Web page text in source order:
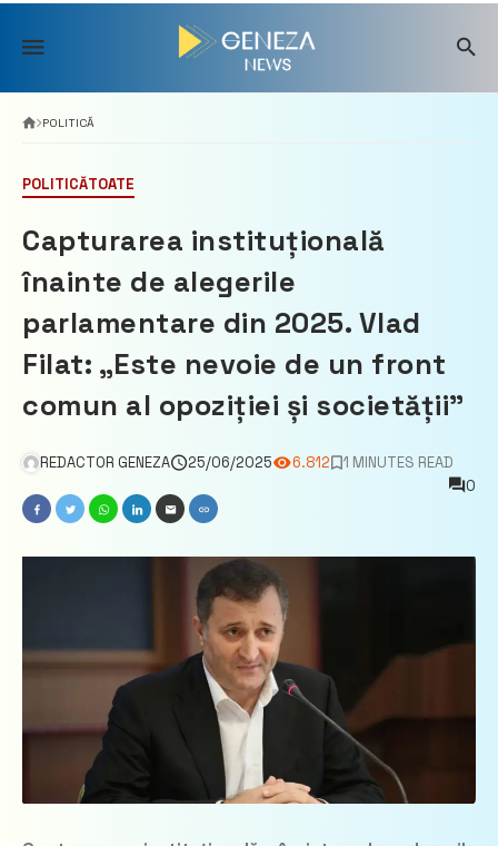
Skip
content
POLITICĂ
POLITICĂTOATE
Capturarea instituțională
înainte de alegerile
parlamentare din 2025. Vlad
Filat: „Este nevoie de un front
comun al opoziției și societății”
REDACTOR GENEZA 25/06/2025 6.812
1 MINUTES READ
0